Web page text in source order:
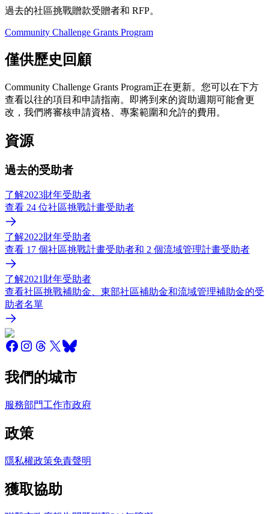
過去的社區挑戰贈款受贈者和 RFP。
Community Challenge Grants Program
僅供歷史回顧
Community Challenge Grants Program正在更新。您可以在下方
查看以往的項目和申請指南。即將到來的資助週期可能會更
改，我們將審核申請資格、專案範圍和允許的費用。
資源
過去的受助者
了解2023財年受助者
查看 24 位社區挑戰計畫受助者
了解2022財年受助者
查看 17 個社區挑戰計畫受助者和 2 個流域管理計畫受助者
了解2021財年受助者
查看社區挑戰補助金、東部社區補助金和流域管理補助金的受
助者名單
我們的城市
服務部門工作市政府
政策
隱私權政策免責聲明
獲取協助